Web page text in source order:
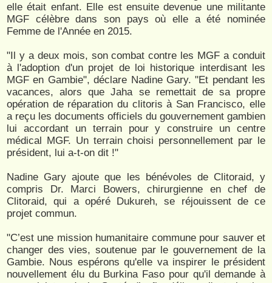
elle était enfant. Elle est ensuite devenue une militante
MGF célèbre dans son pays où elle a été nominée
Femme de l'Année en 2015.
"Il y a deux mois, son combat contre les MGF a conduit
à l'adoption d'un projet de loi historique interdisant les
MGF en Gambie", déclare Nadine Gary. "Et pendant les
vacances, alors que Jaha se remettait de sa propre
opération de réparation du clitoris à San Francisco, elle
a reçu les documents officiels du gouvernement gambien
lui accordant un terrain pour y construire un centre
médical MGF. Un terrain choisi personnellement par le
président, lui a-t-on dit !"
Nadine Gary ajoute que les bénévoles de Clitoraid, y
compris Dr. Marci Bowers, chirurgienne en chef de
Clitoraid, qui a opéré Dukureh, se réjouissent de ce
projet commun.
"C’est une mission humanitaire commune pour sauver et
changer des vies, soutenue par le gouvernement de la
Gambie. Nous espérons qu'elle va inspirer le président
nouvellement élu du Burkina Faso pour qu'il demande à